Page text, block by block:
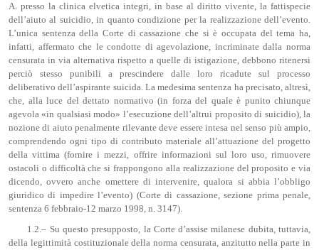
A. presso la clinica elvetica integri, in base al diritto vivente, la fattispecie
dell’aiuto al suicidio, in quanto condizione per la realizzazione dell’evento.
L’unica sentenza della Corte di cassazione che si è occupata del tema ha,
infatti, affermato che le condotte di agevolazione, incriminate dalla norma
censurata in via alternativa rispetto a quelle di istigazione, debbono ritenersi
perciò stesso punibili a prescindere dalle loro ricadute sul processo
deliberativo dell’aspirante suicida. La medesima sentenza ha precisato, altresì,
che, alla luce del dettato normativo (in forza del quale è punito chiunque
agevola «in qualsiasi modo» l’esecuzione dell’altrui proposito di suicidio), la
nozione di aiuto penalmente rilevante deve essere intesa nel senso più ampio,
comprendendo ogni tipo di contributo materiale all’attuazione del progetto
della vittima (fornire i mezzi, offrire informazioni sul loro uso, rimuovere
ostacoli o difficoltà che si frappongono alla realizzazione del proposito e via
dicendo, ovvero anche omettere di intervenire, qualora si abbia l’obbligo
giuridico di impedire l’evento) (Corte di cassazione, sezione prima penale,
sentenza 6 febbraio-12 marzo 1998, n. 3147).
1.2.– Su questo presupposto, la Corte d’assise milanese dubita, tuttavia,
della legittimità costituzionale della norma censurata, anzitutto nella parte in